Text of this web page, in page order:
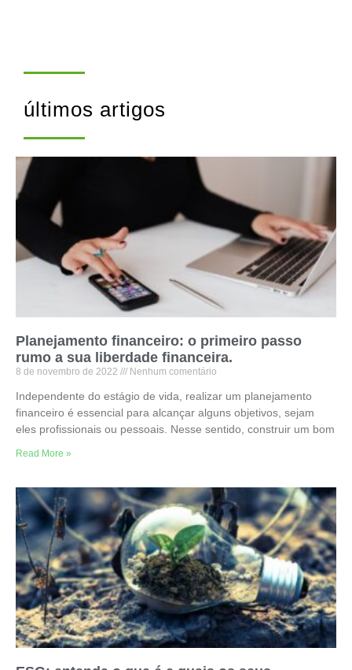
últimos artigos
Planejamento financeiro: o primeiro passo
rumo a sua liberdade financeira.
8 de novembro de 2022 Nenhum comentário
Independente do estágio de vida, realizar um planejamento
financeiro é essencial para alcançar alguns objetivos, sejam
eles profissionais ou pessoais. Nesse sentido, construir um bom
Read More »